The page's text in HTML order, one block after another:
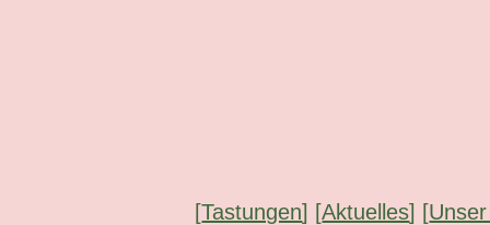
[Tastungen] [Aktuelles] [